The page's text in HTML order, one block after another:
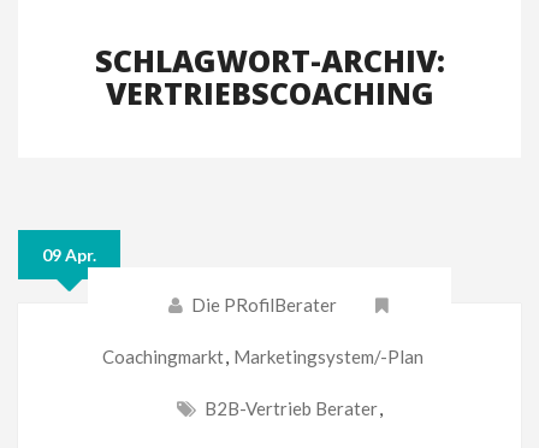
SCHLAGWORT-ARCHIV:
VERTRIEBSCOACHING
09 Apr.
Die PRofilBerater
Coachingmarkt, Marketingsystem/-Plan
B2B-Vertrieb Berater,